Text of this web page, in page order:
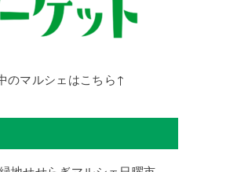
のマルシェはこちら↑